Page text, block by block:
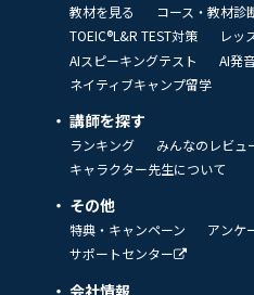
教材を見る コース・教材診
TOEIC®L&R TEST対策
レッ
AIスピーキングテスト
AI発
ネイティブキャンプ留学
講師を探す
ランキング みんなのレビュ
キャラクター先生について
その他
特典・キャンペーン アンケ
サポートセンター